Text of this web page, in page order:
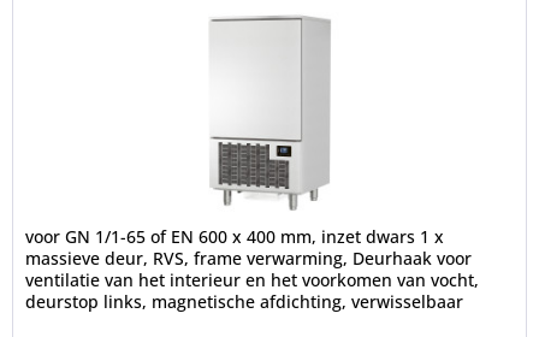
voor GN 1/1-65 of EN 600 x 400 mm, inzet dwars 1 x
massieve deur, RVS, frame verwarming, Deurhaak voor
ventilatie van het interieur en het voorkomen van vocht,
deurstop links, magnetische afdichting, verwisselbaar